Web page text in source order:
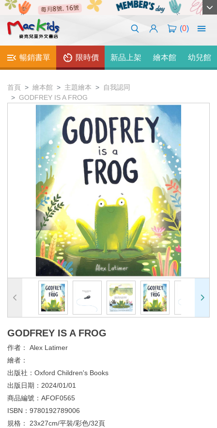
(0)
暢銷書單 限時價 新品上架 繪本館 幼兒館
首頁 繪本館 主題繪本
自我認同
GODFREY IS A FROG
GODFREY IS A FROG
作者： Alex Latimer
繪者：
出版社： Oxford Children's Books
出版日期： 2024/01/01
商品編號： AFOF0565
ISBN： 9780192789006
規格： 23x27cm/平裝/彩色/32頁